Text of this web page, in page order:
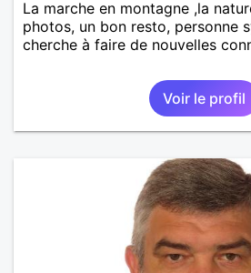
La marche en montagne ,la
photos, un bon resto, personne
cherche à faire de nouvelles
Voir le profil